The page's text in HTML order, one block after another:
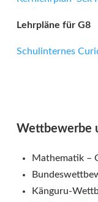
Lehrpläne für G8
Schulinternes
Wettbewerbe
Mathematik –
Känguru-